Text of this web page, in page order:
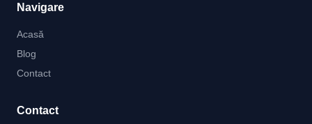
Navigare
Acasă
Blog
Contact
Contact